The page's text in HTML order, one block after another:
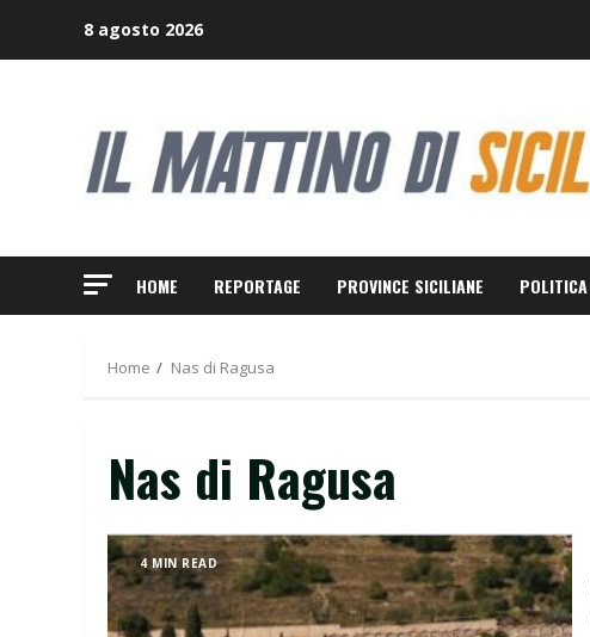
8 agosto 2026
HOME REPORTAGE PROVINCE SICILIANE POLITICA
Home Nas di Ragusa
Nas di Ragusa
4 MIN READ